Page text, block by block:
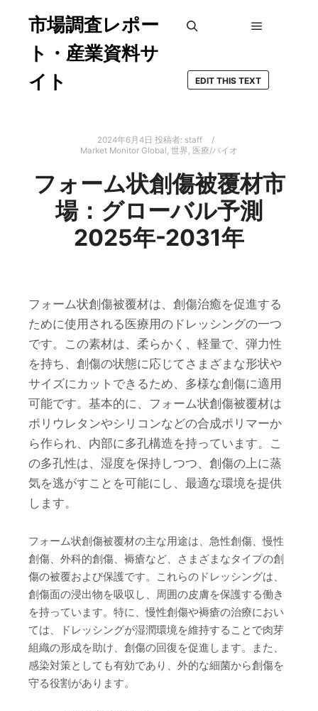
市場調査レポー
ト・産業資料サ
イト
EDIT THIS TEXT
2024年6月4日 投稿者: staff
Market Monitor Global, 世界, 医療/バイオ
フォーム状創傷被覆材市
場：グローバル予測
2025年-2031年
フォーム状創傷被覆材は、創傷治癒を促進する
ために使用される医療用のドレッシングの一つ
です。この素材は、柔らかく、軽量で、弾力性
を持ち、創傷の状態に応じてさまざまな形状や
サイズにカットできるため、多様な創傷に適用
可能です。基本的に、フォーム状創傷被覆材は
ポリウレタンやシリコンなどの合成ポリマーか
ら作られ、内部に多孔構造を持っています。こ
の多孔性は、湿度を保持しつつ、創傷の上に蒸
気を逃がすことを可能にし、最適な環境を提供
します。
フォーム状創傷被覆材の主な用途は、急性創傷、慢性
創傷、外科的創傷、褥瘡など、さまざまなタイプの創
傷の被覆および保護です。これらのドレッシングは、
創傷面の浸出物を吸収し、周囲の皮膚を保護する働き
を持っています。特に、慢性創傷や褥瘡の治療におい
ては、ドレッシングが湿潤環境を維持することで肉芽
組織の形成を助け、創傷の回復を促進します。また、
感染対策としても有効であり、外的な細菌から創傷を
守る役割があります。